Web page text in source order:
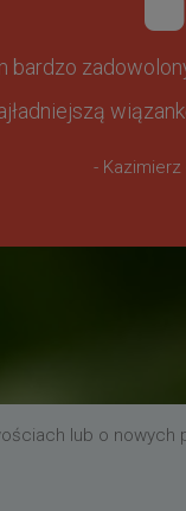
- Kazimierz
lub o nowych